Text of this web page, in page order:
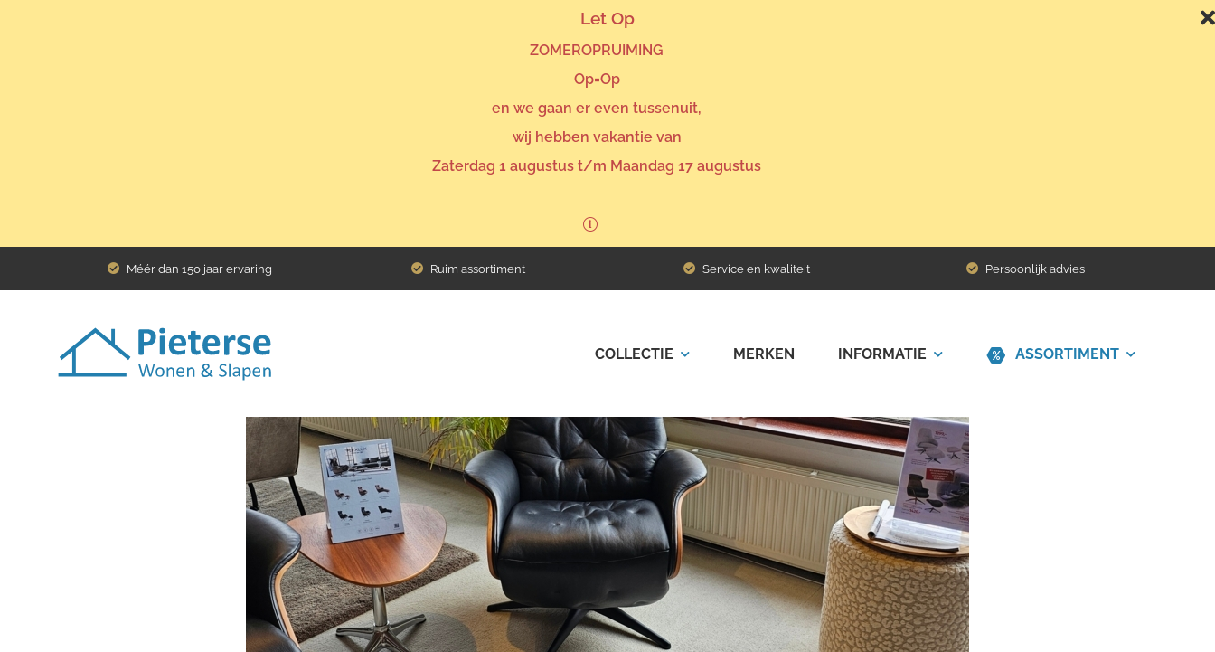
Méér dan 150 jaar ervaring Ruim assortiment Service en kwaliteit Persoonlijk advies
Let Op
ZOMEROPRUIMING
Op=Op
en we gaan er even tussenuit,
wij hebben vakantie van
Zaterdag 1 augustus t/m Maandag 17 augustus
COLLECTIE MERKEN INFORMATIE ASSORTIMENT